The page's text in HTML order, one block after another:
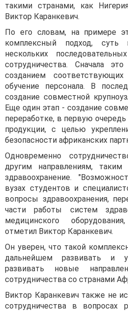
такими странами, как
Виктор Каранкевич.
По его словам, на примере
комплексный подход, суть
нескольких
сотрудничества. Сначала
созданием
обучение персонала. В
создание совместной
Еще один этап - создание
переработке, в первую
продукции, с целью
безопасности африканских
Одновременно
другим направлениям,
здравоохранение.
вузах студентов и
вопросы здравоохранения,
части работы систем
медицинского
отметил Виктор Каранкевич.
Он уверен, что такой
дальнейшем развивать и
развивать новые
сотрудничества со странами
Виктор Каранкевич также не
сотрудничества в